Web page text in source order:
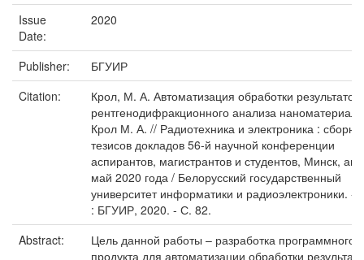
Issue
Date:
2020
Publisher:
БГУИР
Citation:
Крол, М. А. Автоматизация обработки результатов
рентгенодифракционного анализа
Крол М. А. // Радиотехника и электроника :
тезисов докладов 56-й научной конференции
аспирантов, магистрантов и студентов, Минск,
май 2020 года / Белорусский государственный
университет информатики и радиоэлектроники. -
: БГУИР, 2020. - С. 82.
Abstract:
Цель данной работы – разработка программного
продукта для автоматизации обработки